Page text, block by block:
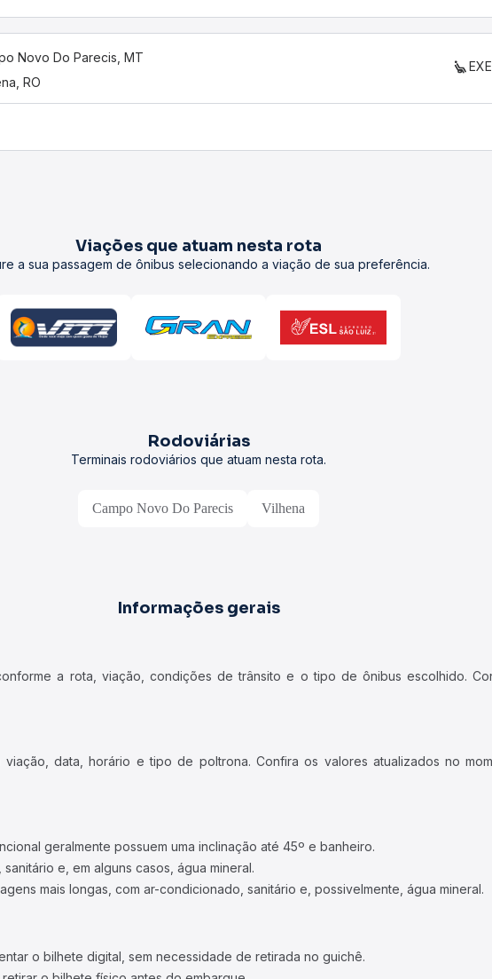
Novo Do Parecis, MT
RO
Viações que atuam nesta rota
a sua passagem de ônibus selecionando a viação de sua preferência.
Rodoviárias
Terminais rodoviários que atuam nesta rota.
Campo Novo Do Parecis Vilhena
Informações gerais
a rota, viação, condições de trânsito e o tipo de ônibus escolhido.
data, horário e tipo de poltrona. Confira os valores atualizados no
geralmente possuem uma inclinação até 45º e banheiro.
e, em alguns casos, água mineral.
mais longas, com ar-condicionado, sanitário e, possivelmente, água mineral.
o bilhete digital, sem necessidade de retirada no guichê.